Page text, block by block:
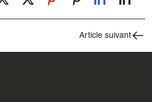
Article suivant